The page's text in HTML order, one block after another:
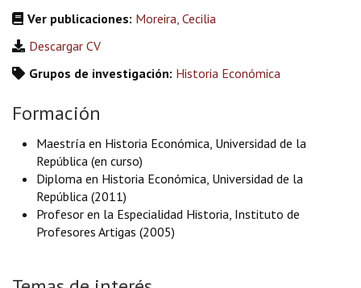
Ver publicaciones: Moreira, Cecilia
Descargar CV
Grupos de investigación: Historia Económica
Formación
Maestría en Historia Económica, Universidad de la
República (en curso)
Diploma en Historia Económica, Universidad de la
República (2011)
Profesor en la Especialidad Historia, Instituto de
Profesores Artigas (2005)